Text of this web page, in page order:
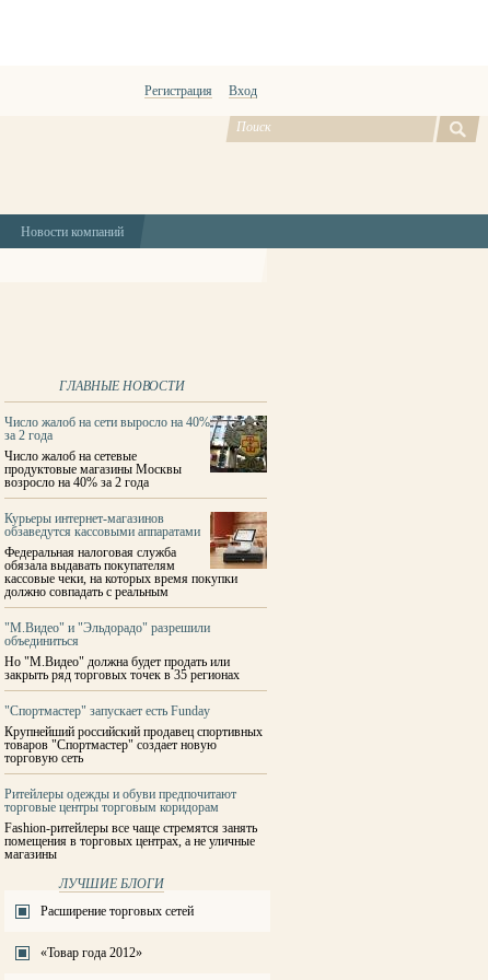
Регистрация Вход
Новости компаний
ГЛАВНЫЕ НОВОСТИ
Число жалоб на сети выросло на 40%
за 2 года
Число жалоб на сетевые
продуктовые магазины Москвы
возросло на 40% за 2 года
Курьеры интернет-магазинов
обзаведутся кассовыми аппаратами
Федеральная налоговая служба
обязала выдавать покупателям
кассовые чеки, на которых время покупки
должно совпадать с реальным
"М.Видео" и "Эльдорадо" разрешили
объединиться
Но "М.Видео" должна будет продать или
закрыть ряд торговых точек в 35 регионах
"Спортмастер" запускает есть Funday
Крупнейший российский продавец спортивных
товаров "Спортмастер" создает новую
торговую сеть
Ритейлеры одежды и обуви предпочитают
торговые центры торговым коридорам
Fashion-ритейлеры все чаще стремятся занять
помещения в торговых центрах, а не уличные
магазины
ЛУЧШИЕ БЛОГИ
Расширение торговых сетей
«Товар года 2012»